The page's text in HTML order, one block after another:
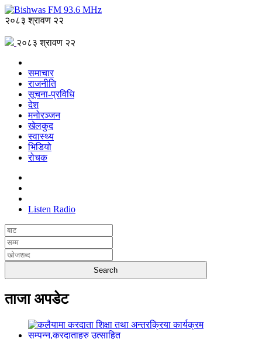
२०८३ श्रावण २२
२०८३ श्रावण २२
समाचार
राजनीति
सूचना-प्रविधि
देश
मनोरञ्जन
खेलकुद
स्वास्थ्य
भिडियो
रोचक
Listen Radio
ताजा अपडेट